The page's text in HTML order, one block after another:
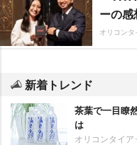
ーの感
オリコン
新着トレンド
茶葉で一目瞭
は
オリコンタイア